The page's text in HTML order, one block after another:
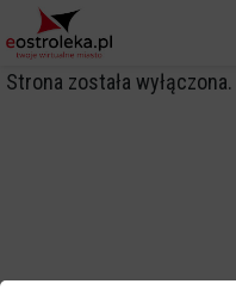
Strona została wyłączona.